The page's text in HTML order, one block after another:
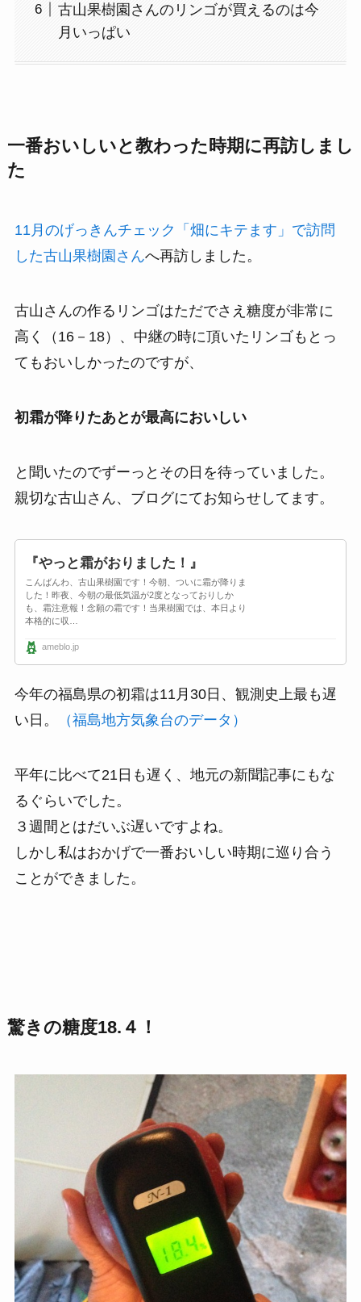
古山果樹園さんのリンゴが買えるのは今
月いっぱい
一番おいしいと教わった時期に再訪しまし
た
11月のげっきんチェック「畑にキテます」で訪問
した古山果樹園さんへ再訪しました。
古山さんの作るリンゴはただでさえ糖度が非常に
高く（16－18）、中継の時に頂いたリンゴもとっ
てもおいしかったのですが、
初霜が降りたあとが最高においしい
と聞いたのでずーっとその日を待っていました。
親切な古山さん、ブログにてお知らせしてます。
『やっと霜がおりました！』
こんばんわ、古山果樹園です！今朝、ついに霜が降りま
した！昨夜、今朝の最低気温が2度となっておりしか
も、霜注意報！念願の霜です！当果樹園では、本日より
本格的に収…
ameblo.jp
今年の福島県の初霜は11月30日、観測史上最も遅
い日。
（福島地方気象台のデータ）
平年に比べて21日も遅く、地元の新聞記事にもな
るぐらいでした。
３週間とはだいぶ遅いですよね。
しかし私はおかげで一番おいしい時期に巡り合う
ことができました。
驚きの糖度18.４！